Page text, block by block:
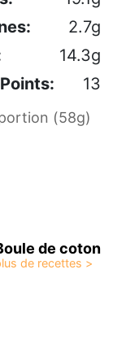
2.7g
14.3g
13
(58g)
de coton